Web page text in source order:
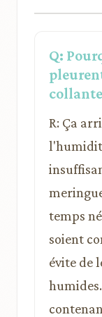
Q:
R: Ça
temps
soient
évite de